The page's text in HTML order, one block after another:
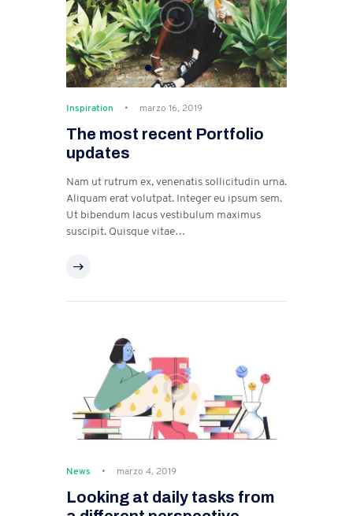
Inspiration marzo 16, 2019
The most recent Portfolio
updates
Nam ut rutrum ex, venenatis sollicitudin urna.
Aliquam erat volutpat. Integer eu ipsum sem.
Ut bibendum lacus vestibulum maximus
suscipit. Quisque vitae…
News marzo 4, 2019
Looking at daily tasks from